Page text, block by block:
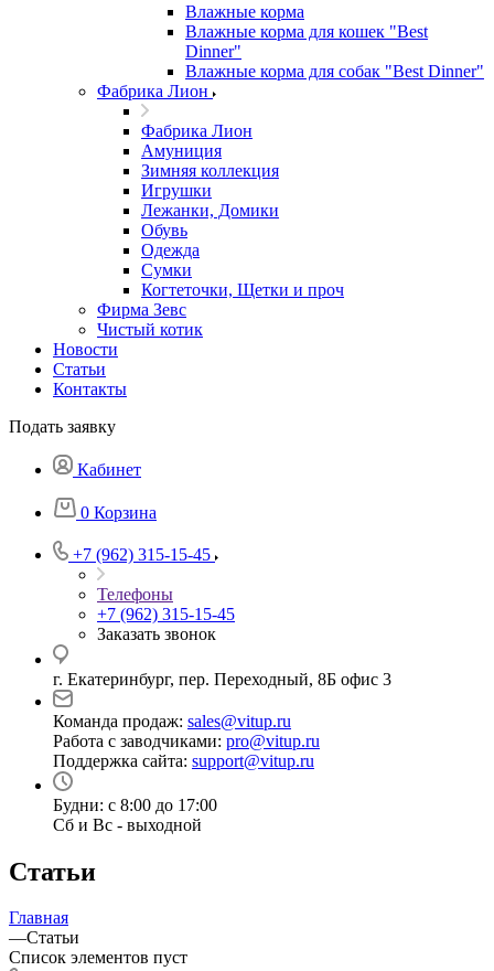
Влажные корма
Влажные корма для кошек "Best
Dinner"
Влажные корма для собак "Best Dinner"
Фабрика Лион
Фабрика Лион
Амуниция
Зимняя коллекция
Игрушки
Лежанки, Домики
Обувь
Одежда
Сумки
Когтеточки, Щетки и проч
Фирма Зевс
Чистый котик
Новости
Статьи
Контакты
Подать заявку
Кабинет
0 Корзина
+7 (962) 315-15-45
Телефоны
+7 (962) 315-15-45
Заказать звонок
г. Екатеринбург, пер. Переходный, 8Б офис 3
Команда продаж: sales@vitup.ru
Работа с заводчиками: pro@vitup.ru
Поддержка сайта: support@vitup.ru
Будни: с 8:00 до 17:00
Сб и Вс - выходной
Статьи
Главная
—Статьи
Список элементов пуст